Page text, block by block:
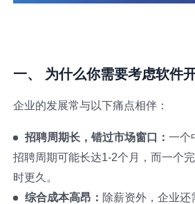
一、 为什么你需要考虑软件
企业的发展常与以下痛点相伴：
招聘周期长，错过市场窗口： 一个
招聘周期可能长达1-2个月，而一个
时更久。
综合成本高昂： 除薪资外，企业